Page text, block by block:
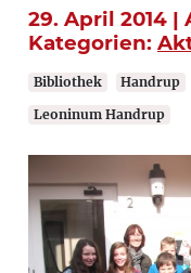
29. April 2014
Kategorien:
Bibliothek Handrup
Leoninum Handrup